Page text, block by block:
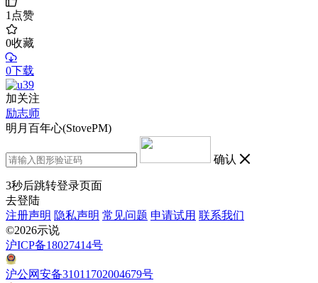
1点赞
0收藏
0下载
加关注
励志师
明月百年心(StovePM)
确认
3秒后跳转登录页面
去登陆
注册声明 隐私声明 常见问题 申请试用 联系我们
©2026示说
沪ICP备18027414号
沪公网安备31011702004679号